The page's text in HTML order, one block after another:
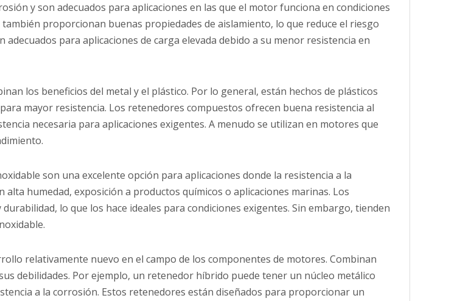
y son adecuados para aplicaciones en las que el motor funciona en condiciones
proporcionan buenas propiedades de aislamiento, lo que reduce el riesgo
para aplicaciones de carga elevada debido a su menor resistencia en
los beneficios del metal y el plástico. Por lo general, están hechos de plásticos
mayor resistencia. Los retenedores compuestos ofrecen buena resistencia al
necesaria para aplicaciones exigentes. A menudo se utilizan en motores que
son una excelente opción para aplicaciones donde la resistencia a la
humedad, exposición a productos químicos o aplicaciones marinas. Los
lo que los hace ideales para condiciones exigentes. Sin embargo, tienden
relativamente nuevo en el campo de los componentes de motores. Combinan
debilidades. Por ejemplo, un retenedor híbrido puede tener un núcleo metálico
a la corrosión. Estos retenedores están diseñados para proporcionar un